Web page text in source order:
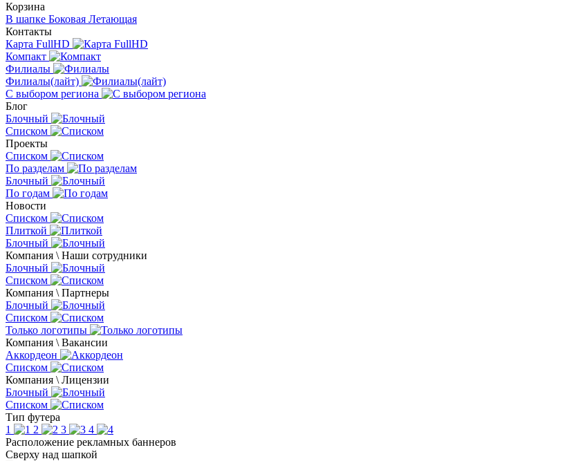
Корзина
В шапке Боковая Летающая
Контакты
Карта FullHD
Компакт
Филиалы
Филиалы(лайт)
С выбором региона
Блог
Блочный
Списком
Проекты
Списком
По разделам
Блочный
По годам
Новости
Списком
Плиткой
Блочный
Компания \ Наши сотрудники
Блочный
Списком
Компания \ Партнеры
Блочный
Списком
Только логотипы
Компания \ Вакансии
Аккордеон
Списком
Компания \ Лицензии
Блочный
Списком
Тип футера
1
2 3
4
Расположение рекламных баннеров
Сверху над шапкой